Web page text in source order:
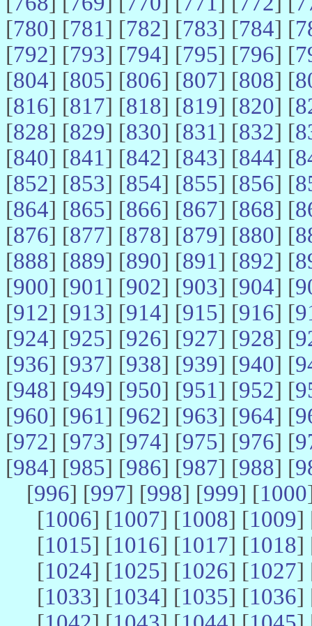
[780] [781] [782] [783] [784] [
[792] [793] [794] [795] [796] [
[804] [805] [806] [807] [808] [
[816] [817] [818] [819] [820] [
[828] [829] [830] [831] [832] [
[840] [841] [842] [843] [844] [
[852] [853] [854] [855] [856] [
[864] [865] [866] [867] [868] [
[876] [877] [878] [879] [880] [
[888] [889] [890] [891] [892] [
[900] [901] [902] [903] [904] [
[912] [913] [914] [915] [916] [
[924] [925] [926] [927] [928] [
[936] [937] [938] [939] [940] [
[948] [949] [950] [951] [952] [
[960] [961] [962] [963] [964] [
[972] [973] [974] [975] [976] [
[984] [985] [986] [987] [988] [
[996] [997] [998] [999] [1000
[1006] [1007] [1008] [1009]
[1015] [1016] [1017] [1018]
[1024] [1025] [1026] [1027]
[1033] [1034] [1035] [1036]